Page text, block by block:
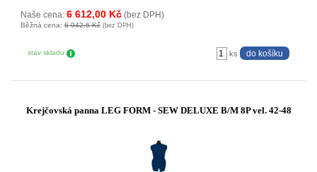
Naše cena: 6 612,00 Kč (bez DPH)
Běžná cena: 6 942,6 Kč (bez DPH)
stav skladu ks
Krejčovská panna LEG FORM - SEW DELUXE B/M 8P vel. 42-48